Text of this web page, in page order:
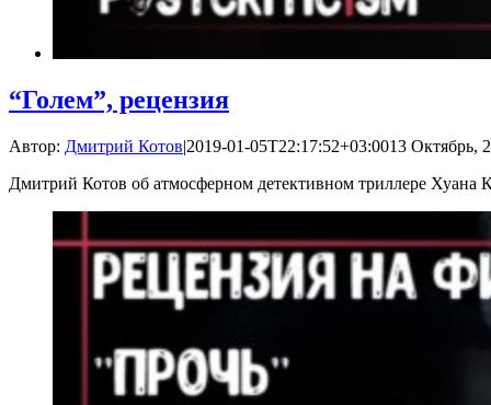
“Голем”, рецензия
Автор: Дмитрий Котов|2019-01-05T22:17:52+03:0013 Октябрь,
Дмитрий Котов об атмосферном детективном триллере Хуана